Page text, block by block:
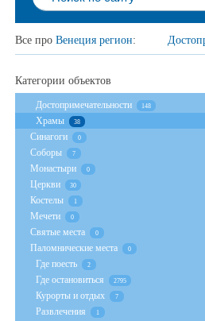
Все про Венеция регион:
Категории объектов
Достопримечательности 148
Храмы 38
Cинагоги 0
Соборы 7
Монастыри 0
Церкви 30
Костелы 1
Мечети 0
Святые места 0
Паломнические места 0
Где поесть 2
Где остановиться 2795
Курорты и отдых 7
Развлечения 1